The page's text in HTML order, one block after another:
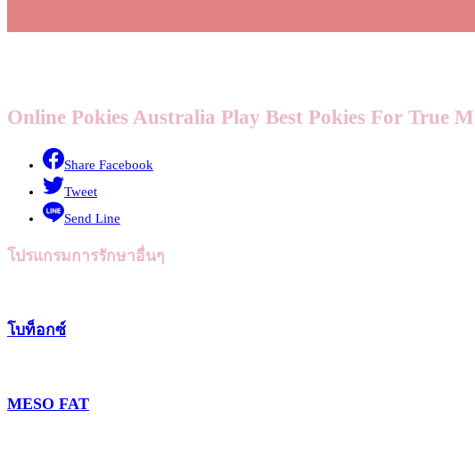
Online Pokies Australia Play Best Pokies For True
Share Facebook
Tweet
Send Line
โปรแกรมการรักษาอื่นๆ
โบท็อกซ์
MESO FAT